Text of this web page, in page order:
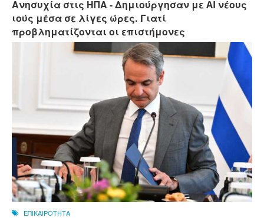
Ανησυχία στις ΗΠΑ - Δημιούργησαν με AI νέους
ιούς μέσα σε λίγες ώρες. Γιατί
προβληματίζονται οι επιστήμονες
ΕΠΙΚΑΙΡΟΤΗΤΑ